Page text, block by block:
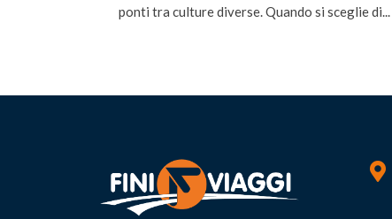
ponti tra culture diverse. Quando si sceglie di...
